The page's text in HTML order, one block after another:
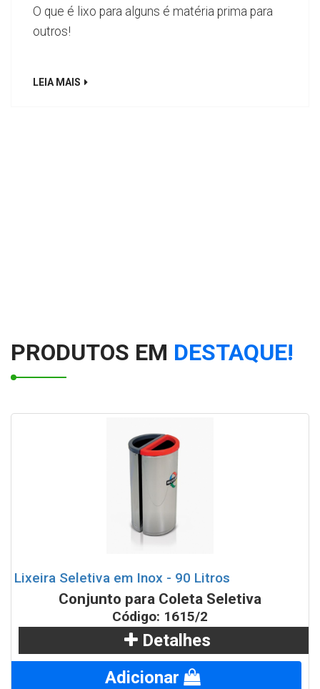
O que é lixo para alguns é matéria prima para
outros!
LEIA MAIS
PRODUTOS EM DESTAQUE!
Lixeira Seletiva em Inox - 90 Litros
Conjunto para Coleta Seletiva
Código: 1615/2
Detalhes
Adicionar